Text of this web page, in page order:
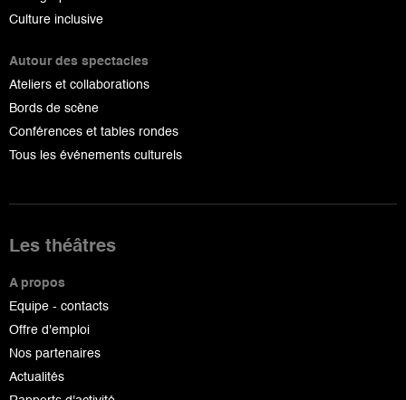
Culture inclusive
Autour des spectacles
Ateliers et collaborations
Bords de scène
Conférences et tables rondes
Tous les événements culturels
Les théâtres
A propos
Equipe - contacts
Offre d'emploi
Nos partenaires
Actualités